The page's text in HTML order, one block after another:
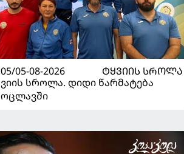
05-08-2026
ᲢᲧᲕᲘᲘᲡ ᲡᲠᲝᲚᲐ
სროლა. დიდი წარმატება